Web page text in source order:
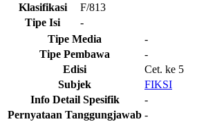
Klasifikasi
F/813
Tipe Isi
-
Tipe Media
-
Tipe Pembawa
-
Edisi
Cet. ke 5
Subjek
FIKSI
Info Detail Spesifik
-
Pernyataan Tanggungjawab -